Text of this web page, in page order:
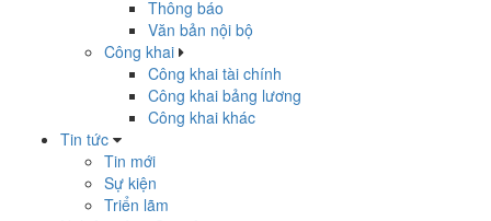
Thông báo
Văn bản nội bộ
Công khai
Công khai tài chính
Công khai bảng lương
Công khai khác
Tin tức
Tin mới
Sự kiện
Triển lãm